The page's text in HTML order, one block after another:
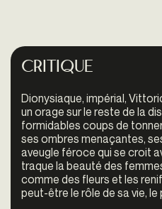
Critique
Dionysiaque, impérial,
un orage sur le reste de la
formidables coups de
ses ombres menaçantes,
aveugle féroce qui se croit
traque la beauté des
comme des fleurs et les
peut-être le rôle de sa vie, le